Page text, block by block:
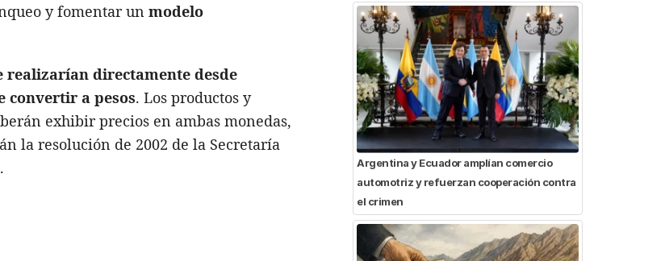
y fomentar un modelo
realizarían directamente desde
convertir a pesos. Los productos y
exhibir precios en ambas monedas,
la resolución de 2002 de la Secretaría
Argentina y Ecuador amplían comercio
automotriz y refuerzan cooperación contra
el crimen